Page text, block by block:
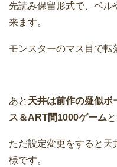
先読み保留形式で、ベル
来ます。
モンスターのマス目で転
あと 天井は前作の疑似ボ
ス＆ART間1000ゲーム
ただ設定変更をすると
様です。